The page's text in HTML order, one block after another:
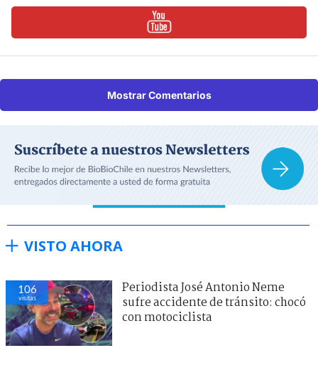
Mostrar Comentarios
VISTO AHORA
106
visitas
Periodista José Antonio Neme
sufre accidente de tránsito: chocó
con motociclista